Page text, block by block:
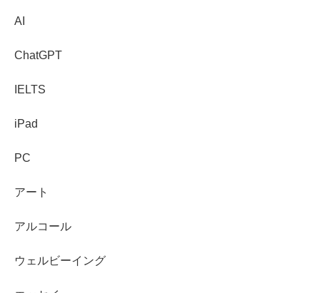
AI
ChatGPT
IELTS
iPad
PC
アート
アルコール
ウェルビーイング